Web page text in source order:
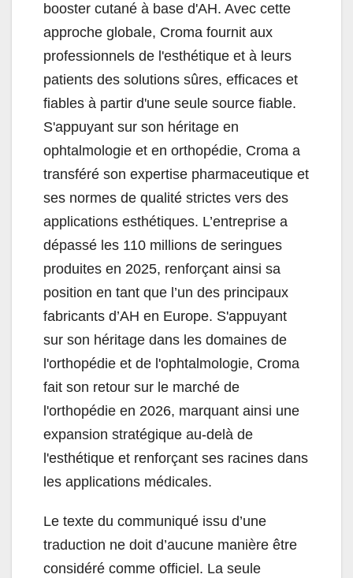
booster cutané à base d'AH. Avec cette
approche globale, Croma fournit aux
professionnels de l'esthétique et à leurs
patients des solutions sûres, efficaces et
fiables à partir d'une seule source fiable.
S'appuyant sur son héritage en
ophtalmologie et en orthopédie, Croma a
transféré son expertise pharmaceutique et
ses normes de qualité strictes vers des
applications esthétiques. L’entreprise a
dépassé les 110 millions de seringues
produites en 2025, renforçant ainsi sa
position en tant que l’un des principaux
fabricants d’AH en Europe. S'appuyant
sur son héritage dans les domaines de
l'orthopédie et de l'ophtalmologie, Croma
fait son retour sur le marché de
l'orthopédie en 2026, marquant ainsi une
expansion stratégique au-delà de
l'esthétique et renforçant ses racines dans
les applications médicales.
Le texte du communiqué issu d’une
traduction ne doit d’aucune manière être
considéré comme officiel. La seule